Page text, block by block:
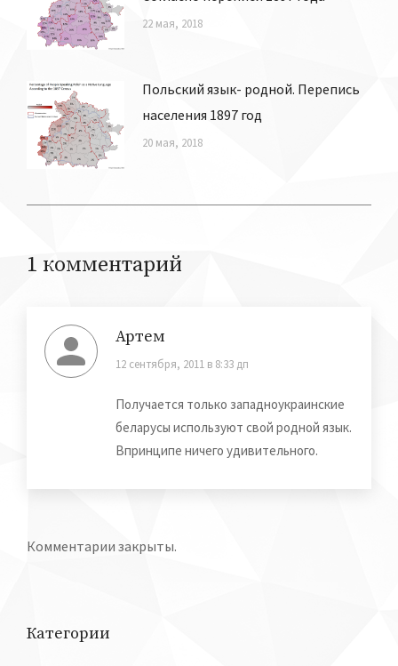
22 мая, 2018
Польский язык- родной. Перепись
населения 1897 год
20 мая, 2018
1 комментарий
Артем
говорит:
12 сентября, 2011 в 8:33 дп
Получается только западноукраинские
беларусы используют свой родной язык.
Впринципе ничего удивительного.
Комментарии закрыты.
Категории